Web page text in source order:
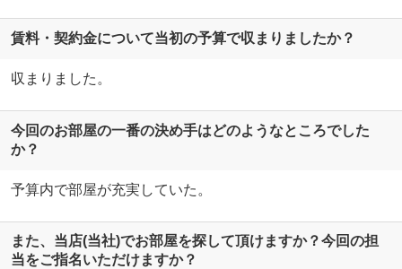
賃料・契約金について当初の予算で収まりましたか？
収まりました。
今回のお部屋の一番の決め手はどのようなところでした
か？
予算内で部屋が充実していた。
また、当店(当社)でお部屋を探して頂けますか？今回の担
当をご指名いただけますか？